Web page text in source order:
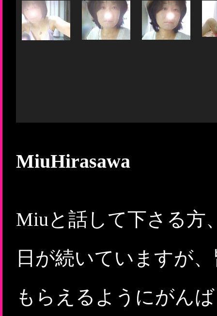
MiuHirasawa
Miuと話して下さる方
日が続いていますが
もらえるようにがん